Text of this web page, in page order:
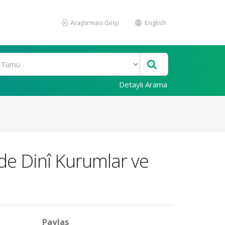
Araştırmacı Girişi English
Detaylı Arama
Dinî Kurumlar ve
Paylaş